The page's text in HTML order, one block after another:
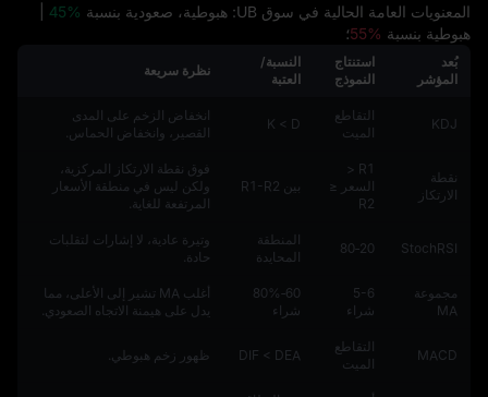
المعنويات العامة الحالية في سوق UB: هبوطية، صعودية بنسبة 45%
هبوطية بنسبة 55%؛
بُعد
المؤشر
استنتاج
النموذج
النسبة/
العتبة
نظرة سريعة
KDJ
التقاطع
الميت
K < D
انخفاض الزخم على المدى
القصير، وانخفاض الحماس.
نقطة
الارتكاز
R1 <
السعر ≤
R2
بين R1-R2
فوق نقطة الارتكاز المركزية،
ولكن ليس في منطقة الأسعار
المرتفعة للغاية.
StochRSI
20‑80
المنطقة
المحايدة
وتيرة عادية، لا إشارات لتقلبات
حادة.
مجموعة
MA
5-6
شراء
60‑80%
شراء
أغلب MA تشير إلى الأعلى، مما
يدل على هيمنة الاتجاه الصعودي.
MACD
التقاطع
الميت
DIF < DEA ظهور زخم هبوطي.